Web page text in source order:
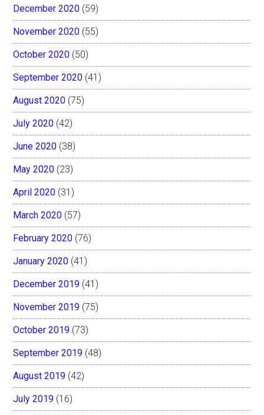
December 2020 (59)
November 2020 (55)
October 2020 (50)
September 2020 (41)
August 2020 (75)
July 2020 (42)
June 2020 (38)
May 2020 (23)
April 2020 (31)
March 2020 (57)
February 2020 (76)
January 2020 (41)
December 2019 (41)
November 2019 (75)
October 2019 (73)
September 2019 (48)
August 2019 (42)
July 2019 (16)